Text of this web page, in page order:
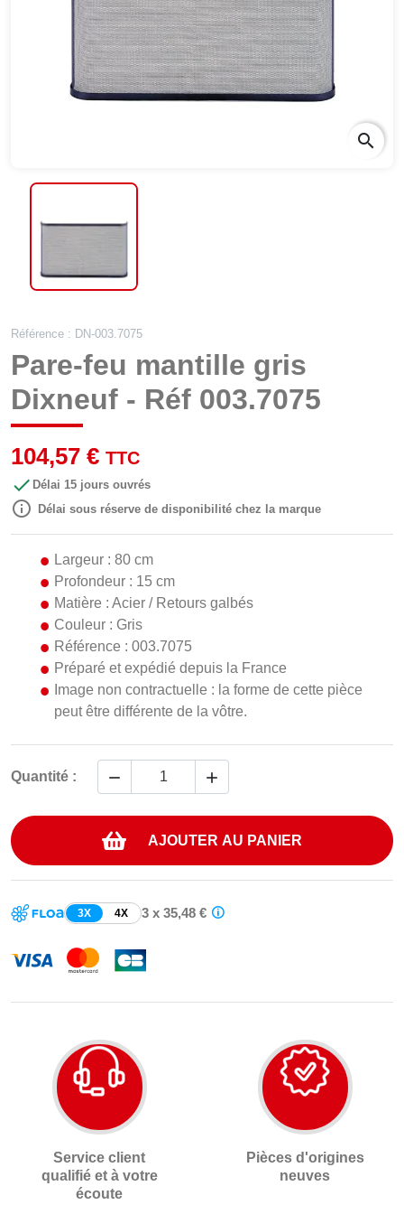
search
Référence : DN-003.7075
Pare-feu mantille gris
Dixneuf - Réf 003.7075
104,57 € TTC
 Délai 15 jours ouvrés
 Délai sous réserve de disponibilité chez la marque
Largeur : 80 cm
Profondeur : 15 cm
Matière : Acier / Retours galbés
Couleur : Gris
Référence : 003.7075
Préparé et expédié depuis la France
Image non contractuelle : la forme de cette pièce
peut être différente de la vôtre.
Quantité :  
AJOUTER AU PANIER
3X 4X 3 x 35,48 €
Service client
qualifié et à votre
écoute
Pièces d'origines
neuves